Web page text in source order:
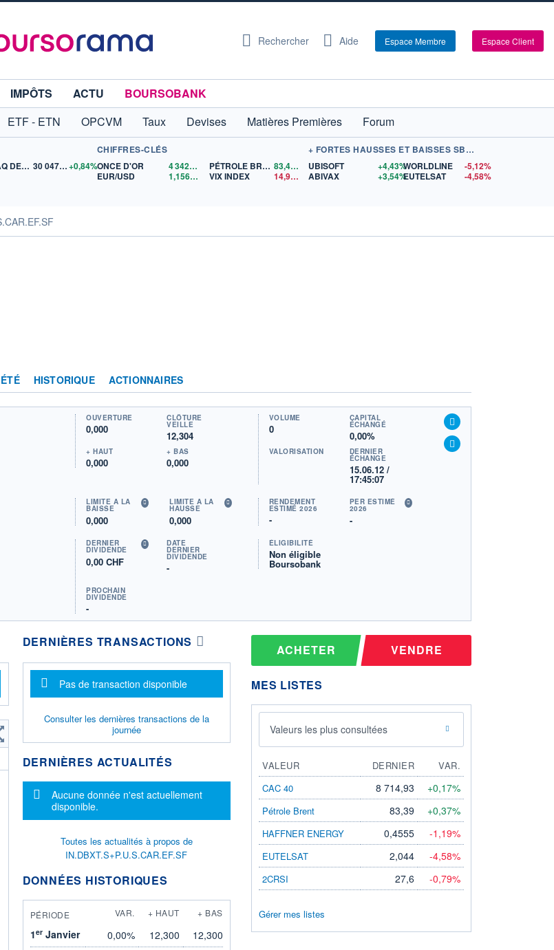
Rechercher Aide Espace Membre Espace Client
IMPÔTS ACTU
BOURSOBANK
ETF - ETN OPCVM Taux Devises Matières Premières
Forum
NASDAQ DEC26 30 047,00+0,84%
CHIFFRES-CLÉS
ONCE D'OR
4 342,72
$US
EUR/USD
1,1561$US
PÉTROLE BRENT 83,40$US
VIX INDEX
14,93$US
+ FORTES HAUSSES ET BAISSES SBF 120
UBISOFT
+4,43%
ABIVAX
+3,54%
WORLDLINE
-5,12%
EUTELSAT
-4,58%
HISTORIQUE ACTIONNAIRES
OUVERTURE
0,000
CLÔTURE
VEILLE
12,304
+ HAUT
0,000
+ BAS
0,000
VOLUME
0
CAPITAL
ÉCHANGÉ
0,00%
VALORISATION DERNIER
ÉCHANGE
15.06.12 /
17:45:07
LIMITE À LA
BAISSE
0,000
LIMITE À LA
HAUSSE
0,000
RENDEMENT
ESTIMÉ 2026
-
PER ESTIMÉ
2026
-
DERNIER
DIVIDENDE
0,00 CHF
DATE
DERNIER
DIVIDENDE
-
PROCHAIN
DIVIDENDE
-
ÉLIGIBILITÉ
Non éligible
Boursobank
DERNIÈRES TRANSACTIONS
Message d'information
Pas de transaction disponible
Consulter les dernières transactions de la
journée
DERNIÈRES ACTUALITÉS
Message d'information
Aucune donnée n'est actuellement
disponible.
Toutes les actualités à propos de
IN.DBXT.S+P.U.S.CAR.EF.SF
DONNÉES HISTORIQUES
PÉRIODE VAR. + HAUT + BAS
1erJanvier 0,00% 12,300
12,300
ACHETER VENDRE
MES LISTES
Valeurs les plus consultées
VALEUR DERNIER
VAR.
CAC 40
8 714,93 +0,17%
Pétrole Brent 83,39 +0,37%
HAFFNER ENERGY 0,4555 -1,19%
EUTELSAT 2,044 -4,58%
2CRSI 27,6 -0,79%
Gérer mes listes